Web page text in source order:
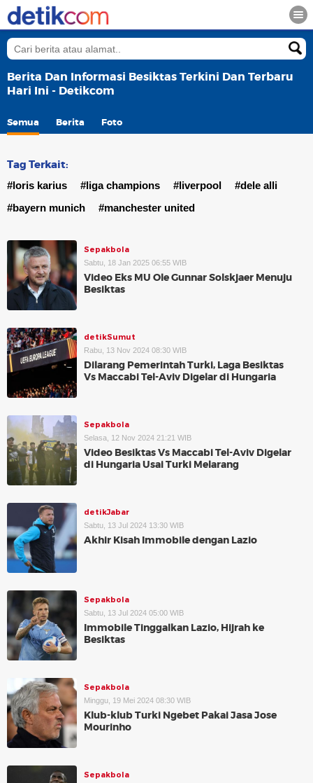
Berita Dan Informasi Besiktas Terkini Dan Terbaru
Hari Ini - Detikcom
Semua Berita Foto
Tag Terkait:
#loris karius #liga champions #liverpool
#dele alli
#bayern munich
#manchester united
Sepakbola
Sabtu, 18 Jan 2025 06:55 WIB
Video Eks MU Ole Gunnar Solskjaer Menuju
Besiktas
detikSumut
Rabu, 13 Nov 2024 08:30 WIB
Dilarang Pemerintah Turki, Laga Besiktas
Vs Maccabi Tel-Aviv Digelar di Hungaria
Sepakbola
Selasa, 12 Nov 2024 21:21 WIB
Video Besiktas Vs Maccabi Tel-Aviv Digelar
di Hungaria Usai Turki Melarang
detikJabar
Sabtu, 13 Jul 2024 13:30 WIB
Akhir Kisah Immobile dengan Lazio
Sepakbola
Sabtu, 13 Jul 2024 05:00 WIB
Immobile Tinggalkan Lazio, Hijrah ke
Besiktas
Sepakbola
Minggu, 19 Mei 2024 08:30 WIB
Klub-klub Turki Ngebet Pakai Jasa Jose
Mourinho
Sepakbola